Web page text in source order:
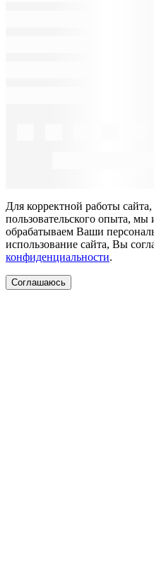
Для корректной работы
пользовательского опыта,
обрабатываем Ваши
использование сайта, Вы
конфиденциальности.
Соглашаюсь